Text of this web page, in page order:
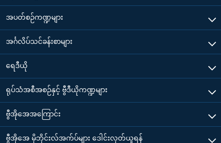
အပတ်စဉ်ကဏ္ဍများ
အင်္ဂလိပ်သင်ခန်းစာများ
ရေဒီယို
ရုပ်သံအစီအစဉ်နှင့် ဗွီဒီယိုကဏ္ဍများ
ဗွီအိုအေအကြောင်း
ဗွီအိုအေ မိုဘိုင်းလ်အက်ပ်များ ဒေါင်းလုတ်ယူရန်